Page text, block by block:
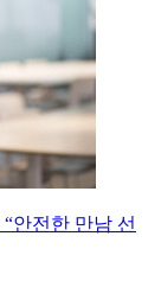
안전한 만남 선